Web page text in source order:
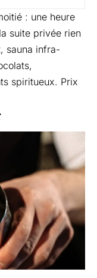
: une heure
suite privée rien
sauna infra-
spiritueux. Prix